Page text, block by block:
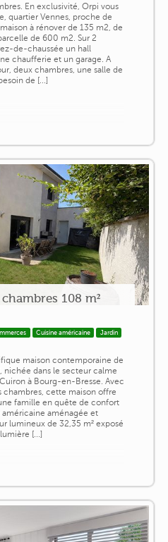
En exclusivité, Orpi vous
quartier Vennes, proche de
à rénover de 135 m2, de
de 600 m2. Sur 2
de-chaussée un hall
chaufferie et un garage. A
deux chambres, une salle de
de [...]
108 m²
Cuisine américaine
Jardin
maison contemporaine de
nichée dans le secteur calme
à Bourg-en-Bresse. Avec
chambres, cette maison offre
famille en quête de confort
aménagée et
lumineux de 32,35 m² exposé
[...]